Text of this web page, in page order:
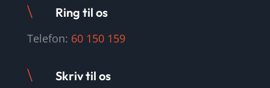
\ Ring til os
Telefon: 60 150 159
\ Skriv til os